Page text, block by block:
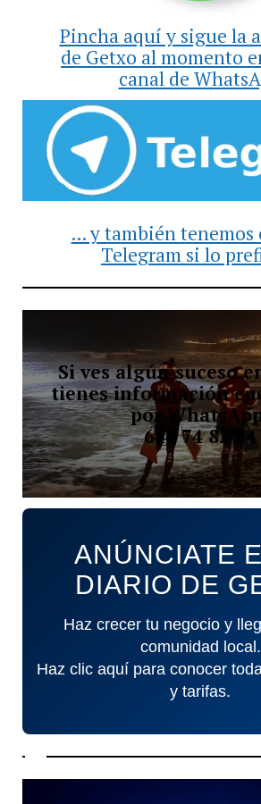
Pincha aquí y sigue la
de Getxo al momento
canal de
... y también tenemos
Telegram si lo
Si ves algún suceso
tienes información
por
644 74 82 84
ANÚNCIATE
DIARIO DE
Haz crecer tu negocio y
comunidad local.
Haz clic aquí para conocer
y tarifas.